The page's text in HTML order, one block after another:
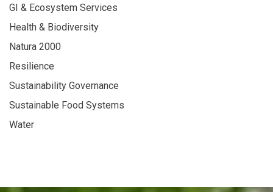
GI & Ecosystem Services
Health & Biodiversity
Natura 2000
Resilience
Sustainability Governance
Sustainable Food Systems
Water